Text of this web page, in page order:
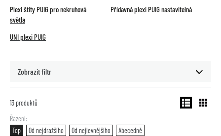
Plexi štíty PUIG pro nekruhová
světla
Přídavná plexi PUIG nastavitelná
UNI plexi PUIG
Zobrazit filtr
13 produktů
Řazení
Top
Od nejdražšího Od nejlevnějšího Abecedně